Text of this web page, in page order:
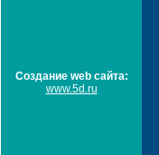
Создание web сайта:
www.5d.ru